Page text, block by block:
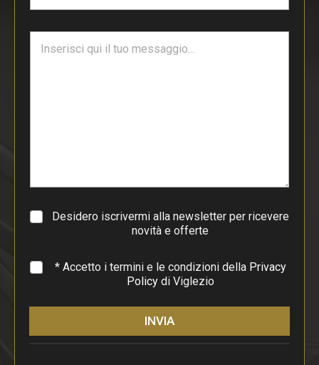
a
g
a
f
Desidero iscrivermi alla newsletter per ricevere
novità e offerte
* * Accetto i termini e le condizioni della Privacy
Policydi Viglezio
INVIA